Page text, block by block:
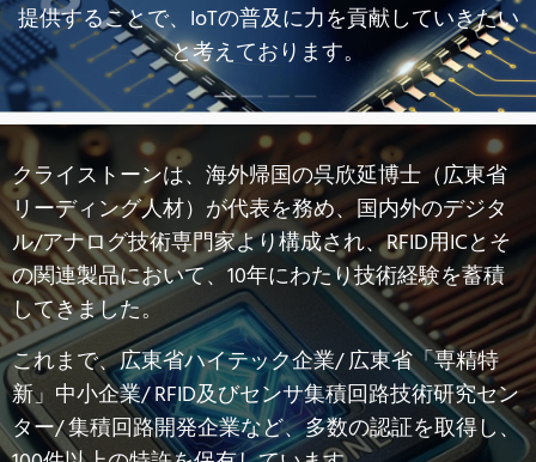
これまで、広東省ハイテック企業/ 広東省「専精特
新」中小企業/ RFID及びセンサ集積回路技術研究セン
ター/ 集積回路開発企業など、多数の認証を取得し、
100件以上の特許を保有しています。
クライストーンは、自社開発IC/ RFIDラベル・タグ/
ICカード/ リーダ・ライタという四つのカテゴリー
で、豊富なラインナップを構築し、京東/ TOPPAN/
Huawei/ GREE(格力) / 五糧液/ 深セン空港などの得意
先に供給しております。偽物排除/ 物流/ 生産管理/
トレーサビリティ/ 資産管理/ セキュリティなど、多
くの分野で活躍しています。